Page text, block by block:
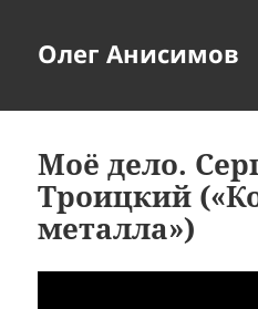
Олег Анисимов
Моё дело.
Троицкий
металла»)